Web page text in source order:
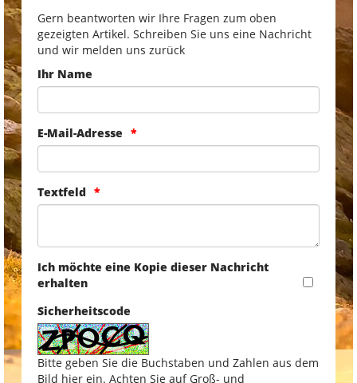
Gern beantworten wir Ihre Fragen zum oben
gezeigten Artikel. Schreiben Sie uns eine Nachricht
und wir melden uns zurück
Ihr Name
E-Mail-Adresse
Textfeld
Ich möchte eine Kopie dieser Nachricht
erhalten
Sicherheitscode
Bitte geben Sie die Buchstaben und Zahlen aus dem
Bild hier ein. Achten Sie auf Groß- und